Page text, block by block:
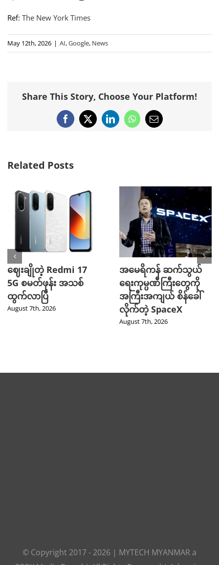
Ref: The New York Times
May 12th, 2026 | AI,Google, News
Share This Story, Choose Your Platform!
Facebook
X LinkedInWhatsApp
Email
Related Posts
ဈေးချိုတဲ့ Redmi 17
5G စမတ်ဖုန်း အသစ်
ထွက်လာပြီ
August 7th, 2026
အမေရိကန် ဆက်သွယ်
ရေးကုမ္ပဏီကြီးတွေကို
အကြီးအကျယ် စိန်ခေါ်
လိုက်တဲ့ SpaceX
August 7th, 2026
© Copyright 2017 - 2026 | MYTECH MYANMAR a